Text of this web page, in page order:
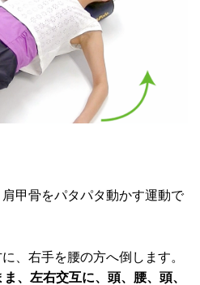
甲骨をパタパタ動かす運動で
、右手を腰の方へ倒します。
、左右交互に、頭、腰、頭、